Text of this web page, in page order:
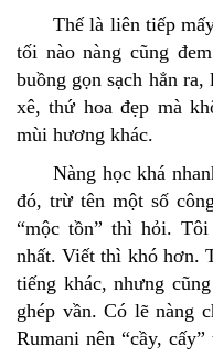
Thế là liên tiếp mấy
tối nào nàng cũng
buồng gọn sạch hẳn
xê, thứ hoa đẹp mà
mùi hương khác.
Nàng học khá
đó, trừ tên một số
“mộc tồn” thì hỏi.
nhất. Viết thì khó hơn.
tiếng khác, nhưng
ghép vần. Có lẽ nàng
Rumani nên “cầy,